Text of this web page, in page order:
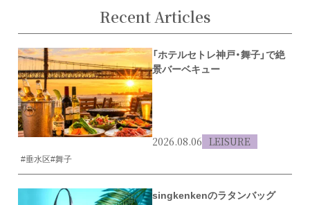
Recent Articles
「ホテルセトレ神戸・舞子」で絶
景バーベキュー
2026.08.06 LEISURE
#垂水区#舞子
singkenkenのラタンバッグ